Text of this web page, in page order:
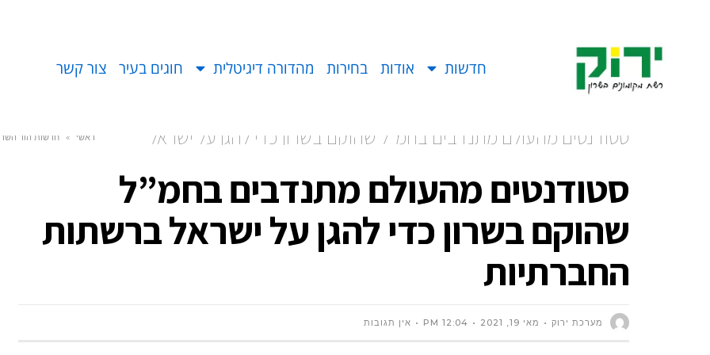
חדשות אודות בחירות מהדורה דיגיטלית חוגים בעיר צור קשר
סטודנטים מהעולם מתנדבים בחמ”ל שהוקם בשרון כדי להגן על ישראל
ברשתות החברתיות
ראשי » חדשות הוד
סטודנטים מהעולם מתנדבים בחמ”ל
שהוקם בשרון כדי להגן על ישראל ברשתות
החברתיות
מערכת ירוק מאי 19, 2021 12:04 PM אין תגובות